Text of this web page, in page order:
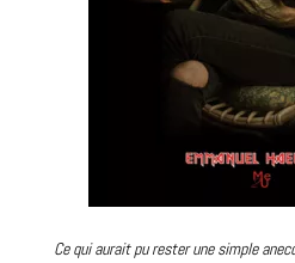
Ce qui aurait pu rester une simple